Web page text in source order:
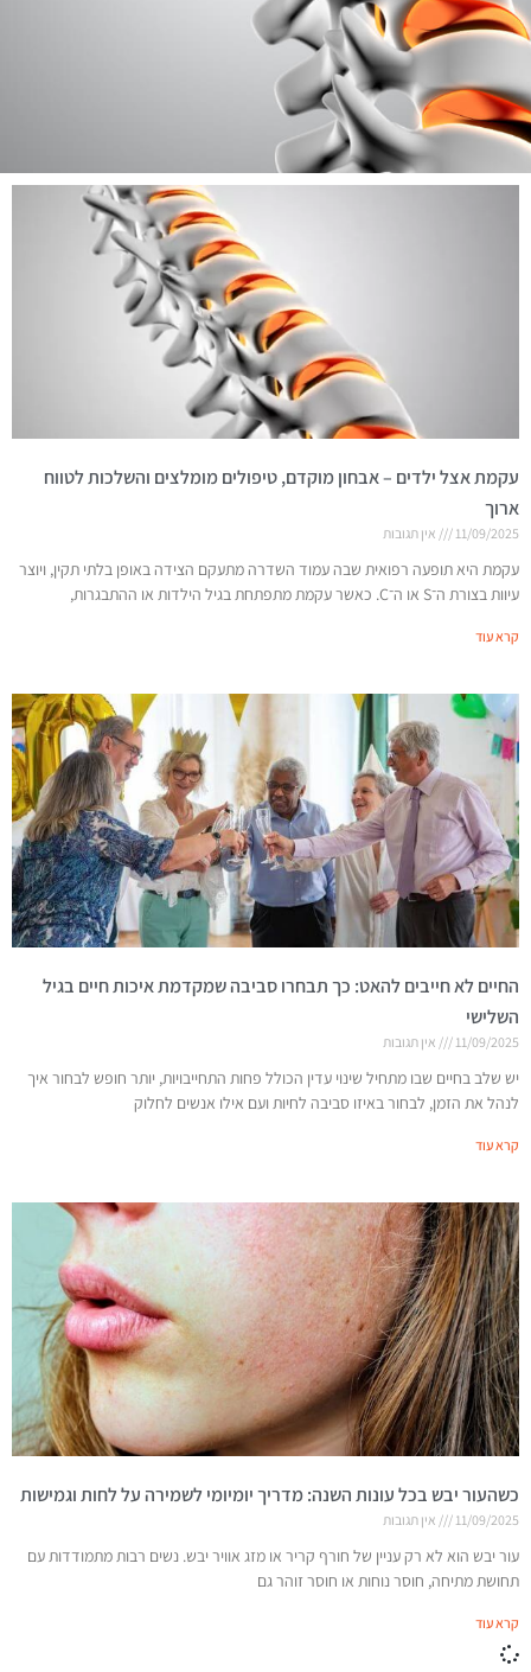
עקמת אצל ילדים – אבחון מוקדם, טיפולים מומלצים והשלכות לטווח
ארוך
11/09/2025 אין תגובות
עקמת היא תופעה רפואית שבה עמוד השדרה מתעקם הצידה באופן בלתי תקין, ויוצר
עיוות בצורת ה־S או ה־C. כאשר עקמת מתפתחת בגיל הילדות או ההתבגרות,
קרא עוד
החיים לא חייבים להאט: כך תבחרו סביבה שמקדמת איכות חיים בגיל
השלישי
11/09/2025 אין תגובות
יש שלב בחיים שבו מתחיל שינוי עדין הכולל פחות התחייבויות, יותר חופש לבחור איך
לנהל את הזמן, לבחור באיזו סביבה לחיות ועם אילו אנשים לחלוק
קרא עוד
כשהעור יבש בכל עונות השנה: מדריך יומיומי לשמירה על לחות וגמישות
11/09/2025 אין תגובות
עור יבש הוא לא רק עניין של חורף קריר או מזג אוויר יבש. נשים רבות מתמודדות עם
תחושת מתיחה, חוסר נוחות או חוסר זוהר גם
קרא עוד